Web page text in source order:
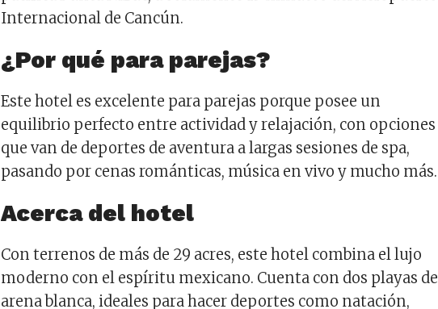
Internacional de Cancún.
¿Por qué para parejas?
Este hotel es excelente para parejas porque posee un
equilibrio perfecto entre actividad y relajación, con opciones
que van de deportes de aventura a largas sesiones de spa,
pasando por cenas románticas, música en vivo y mucho más.
Acerca del hotel
Con terrenos de más de 29 acres, este hotel combina el lujo
moderno con el espíritu mexicano. Cuenta con dos playas de
arena blanca, ideales para hacer deportes como natación,